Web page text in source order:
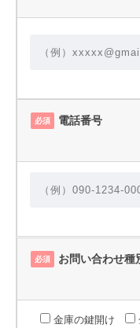
必須 電話番号
必須 お問い合わせ種
金庫の鍵開け